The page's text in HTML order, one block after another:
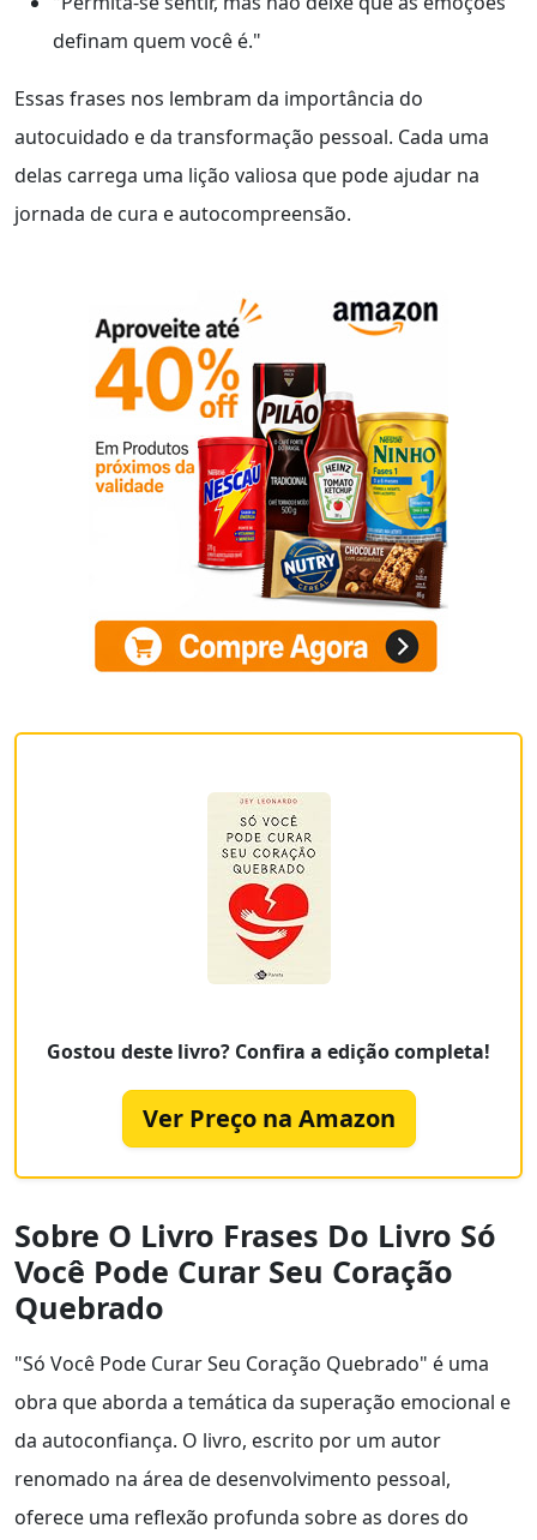
definam quem você é."
Essas frases nos lembram da importância do
autocuidado e da transformação pessoal. Cada uma
delas carrega uma lição valiosa que pode ajudar na
jornada de cura e autocompreensão.
Gostou deste livro? Confira a edição completa!
Ver Preço na Amazon
Sobre O Livro Frases Do Livro Só
Você Pode Curar Seu Coração
Quebrado
"Só Você Pode Curar Seu Coração Quebrado" é uma
obra que aborda a temática da superação emocional e
da autoconfiança. O livro, escrito por um autor
renomado na área de desenvolvimento pessoal,
oferece uma reflexão profunda sobre as dores do